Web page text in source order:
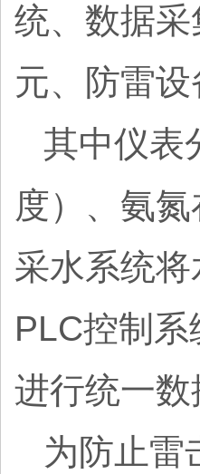
统、数据
元、防雷设
其中仪表
度）、氨
采水系统
PLC控制
进行统一
为防止雷